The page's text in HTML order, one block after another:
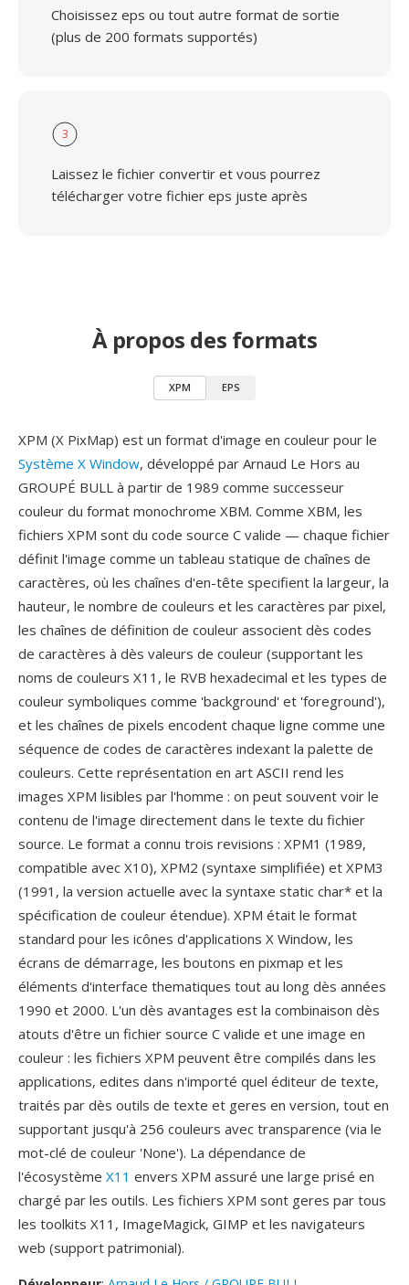
Choisissez eps ou tout autre format de sortie
(plus de 200 formats supportés)
3
Laissez le fichier convertir et vous pourrez
télécharger votre fichier eps juste après
À propos des formats
XPM EPS
XPM (X PixMap) est un format d'image en couleur pour le
Système X Window, développé par Arnaud Le Hors au
GROUPÉ BULL à partir de 1989 comme successeur
couleur du format monochrome XBM. Comme XBM, les
fichiers XPM sont du code source C valide — chaque fichier
définit l'image comme un tableau statique de chaînes de
caractères, où les chaînes d'en-tête specifient la largeur, la
hauteur, le nombre de couleurs et les caractères par pixel,
les chaînes de définition de couleur associent dès codes
de caractères à dès valeurs de couleur (supportant les
noms de couleurs X11, le RVB hexadecimal et les types de
couleur symboliques comme 'background' et 'foreground'),
et les chaînes de pixels encodent chaque ligne comme une
séquence de codes de caractères indexant la palette de
couleurs. Cette représentation en art ASCII rend les
images XPM lisibles par l'homme : on peut souvent voir le
contenu de l'image directement dans le texte du fichier
source. Le format a connu trois revisions : XPM1 (1989,
compatible avec X10), XPM2 (syntaxe simplifiée) et XPM3
(1991, la version actuelle avec la syntaxe static char* et la
spécification de couleur étendue). XPM était le format
standard pour les icônes d'applications X Window, les
écrans de démarrage, les boutons en pixmap et les
éléments d'interface thematiques tout au long dès années
1990 et 2000. L'un dès avantages est la combinaison dès
atouts d'être un fichier source C valide et une image en
couleur : les fichiers XPM peuvent être compilés dans les
applications, edites dans n'importé quel éditeur de texte,
traités par dès outils de texte et geres en version, tout en
supportant jusqu'à 256 couleurs avec transparence (via le
mot-clé de couleur 'None'). La dépendance de
l'écosystème X11 envers XPM assuré une large prisé en
chargé par les outils. Les fichiers XPM sont geres par tous
les toolkits X11, ImageMagick, GIMP et les navigateurs
web (support patrimonial).